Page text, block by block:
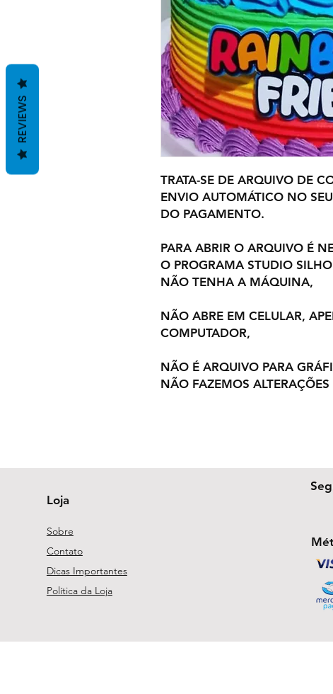
TRATA-SE DE ARQUIVO DE
ENVIO AUTOMÁTICO NO
DO PAGAMENTO.
PARA ABRIR O ARQUIVO É
O PROGRAMA STUDIO
NÃO TENHA A MÁQUINA,
NÃO ABRE EM CELULAR,
COMPUTADOR,
NÃO É ARQUIVO PARA
NÃO FAZEMOS ALTERAÇÕES
Loja
Sobre
Contato
Dicas Importantes
Política da Loja
REVIEWS